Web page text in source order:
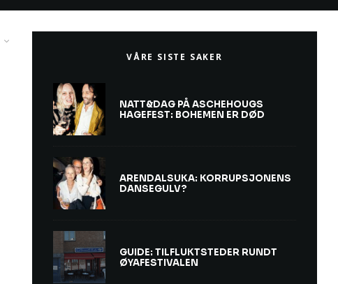
VÅRE SISTE SAKER
NATT&DAG PÅ ASCHEHOUGS
HAGEFEST: BOHEMEN ER DØD
ARENDALSUKA: KORRUPSJONENS
DANSEGULV?
GUIDE: TILFLUKTSTEDER RUNDT
ØYAFESTIVALEN